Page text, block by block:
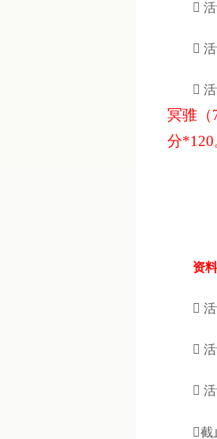



冥骓（
分*120
资



截